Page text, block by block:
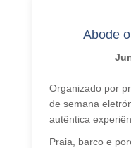
Abode
Organizado por
de semana
autêntica
Praia, barco e